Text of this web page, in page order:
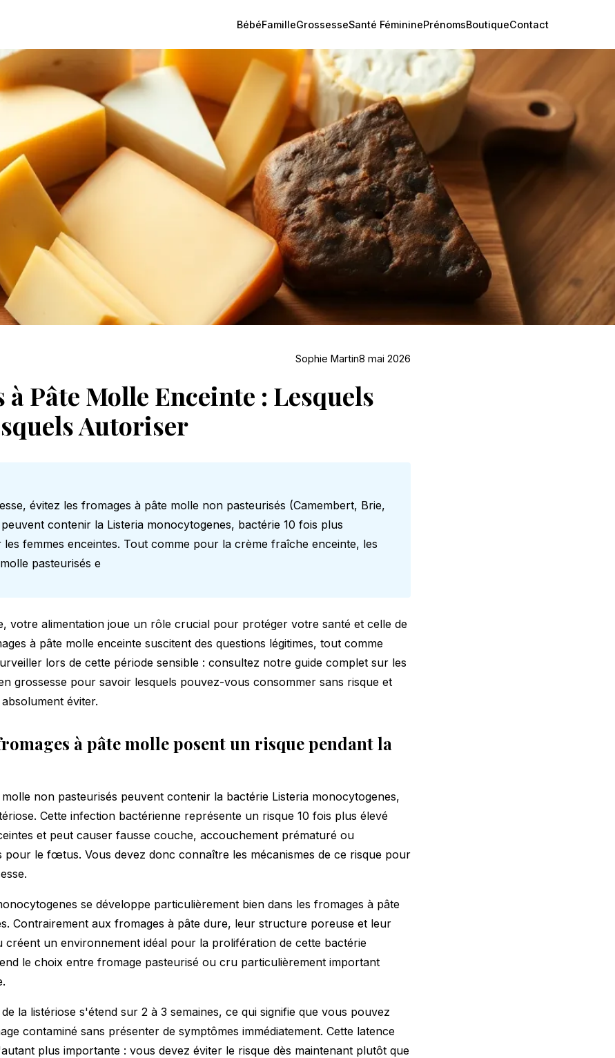
BébéFamilleGrossesseSanté FémininePrénomsBoutiqueContact
Sophie Martin8 mai 2026
à Pâte Molle Enceinte : Lesquels
Autoriser
évitez les fromages à pâte molle non pasteurisés (Camembert, Brie,
contenir la Listeria monocytogenes, bactérie 10 fois plus
femmes enceintes. Tout comme pour la crème fraîche enceinte, les
pasteurisés e
votre alimentation joue un rôle crucial pour protéger votre santé et celle de
à pâte molle enceinte suscitent des questions légitimes, tout comme
lors de cette période sensible : consultez notre guide complet sur les
grossesse pour savoir lesquels pouvez-vous consommer sans risque et
éviter.
à pâte molle posent un risque pendant la
non pasteurisés peuvent contenir la bactérie Listeria monocytogenes,
Cette infection bactérienne représente un risque 10 fois plus élevé
et peut causer fausse couche, accouchement prématuré ou
pour le fœtus. Vous devez donc connaître les mécanismes de ce risque pour
se développe particulièrement bien dans les fromages à pâte
Contrairement aux fromages à pâte dure, leur structure poreuse et leur
créent un environnement idéal pour la prolifération de cette bactérie
le choix entre fromage pasteurisé ou cru particulièrement important
la listériose s'étend sur 2 à 3 semaines, ce qui signifie que vous pouvez
contaminé sans présenter de symptômes immédiatement. Cette latence
plus importante : vous devez éviter le risque dès maintenant plutôt que